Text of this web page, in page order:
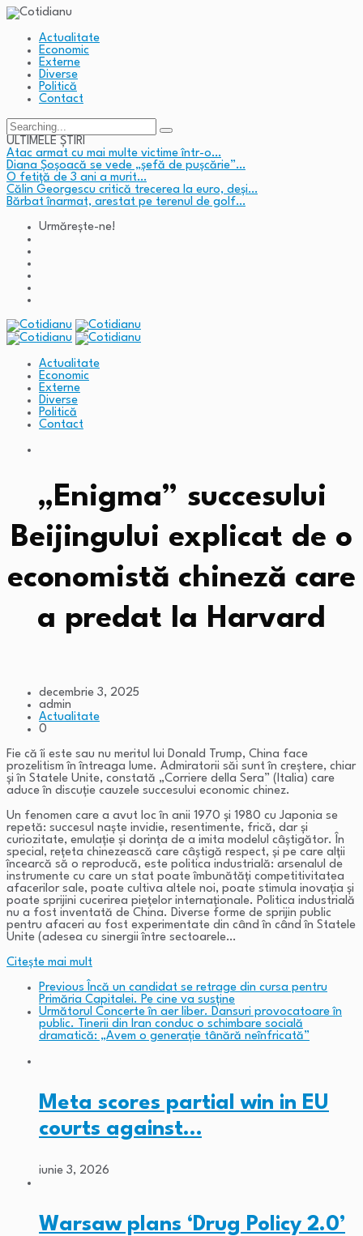
Actualitate
Economic
Externe
Diverse
Politică
Contact
Search
for:
ULTIMELE ȘTIRI
Atac armat cu mai multe victime într-o…
Diana Șoșoacă se vede „șefă de pușcărie”…
O fetiță de 3 ani a murit…
Călin Georgescu critică trecerea la euro, deși…
Bărbat înarmat, arestat pe terenul de golf…
Urmărește-ne!
Actualitate
Economic
Externe
Diverse
Politică
Contact
„Enigma” succesului
Beijingului explicat de o
economistă chineză care
a predat la Harvard
decembrie 3, 2025
admin
Actualitate
0
Fie că îi este sau nu meritul lui Donald Trump, China face
prozelitism în întreaga lume. Admiratorii săi sunt în creștere, chiar
și în Statele Unite, constată „Corriere della Sera” (Italia) care
aduce în discuție cauzele succesului economic chinez.
Un fenomen care a avut loc în anii 1970 și 1980 cu Japonia se
repetă: succesul naște invidie, resentimente, frică, dar și
curiozitate, emulație și dorința de a imita modelul câștigător. În
special, rețeta chinezească care câștigă respect, și pe care alții
încearcă să o reproducă, este politica industrială: arsenalul de
instrumente cu care un stat poate îmbunătăți competitivitatea
afacerilor sale, poate cultiva altele noi, poate stimula inovația și
poate sprijini cucerirea piețelor internaționale. Politica industrială
nu a fost inventată de China. Diverse forme de sprijin public
pentru afaceri au fost experimentate din când în când în Statele
Unite (adesea cu sinergii între sectoarele…
Citeşte mai mult
Previous Încă un candidat se retrage din cursa pentru
Primăria Capitalei. Pe cine va susține
Următorul Concerte în aer liber. Dansuri provocatoare în
public. Tinerii din Iran conduc o schimbare socială
dramatică: „Avem o generație tânără neînfricată”
Meta scores partial win in EU
courts against…
iunie 3, 2026
Warsaw plans ‘Drug Policy 2.0’